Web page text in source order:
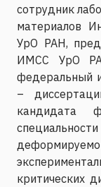
сотрудник
материалов
УрО РАН,
ИМСС УрО
федеральный
–
кандидата
критических